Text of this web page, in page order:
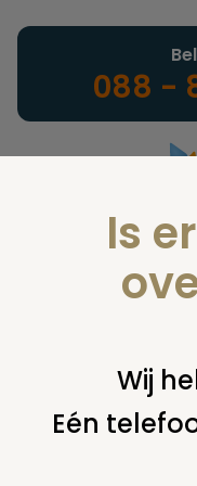
088 -
U bent hier: home
tijd
Is
Wij
Eén